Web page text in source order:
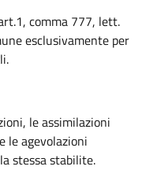
comma 777, lett.
esclusivamente per
le assimilazioni
le agevolazioni
stessa stabilite.